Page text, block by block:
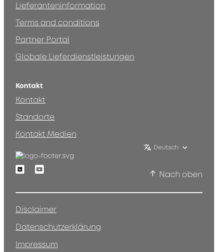
Lieferanteninformation
Terms and conditions
Partner Portal
Globale Lieferdienstleistungen
Kontakt
Kontakt
Standorte
Kontakt Medien
Deutsch
LinkedinYoutube
Nach oben
Disclaimer
Datenschutzerklärung
Impressum